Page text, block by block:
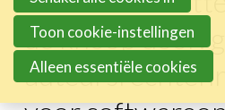
main
content
de knoop door:
Cases
Toon cookie-instellingen
Alleen essentiële cookies